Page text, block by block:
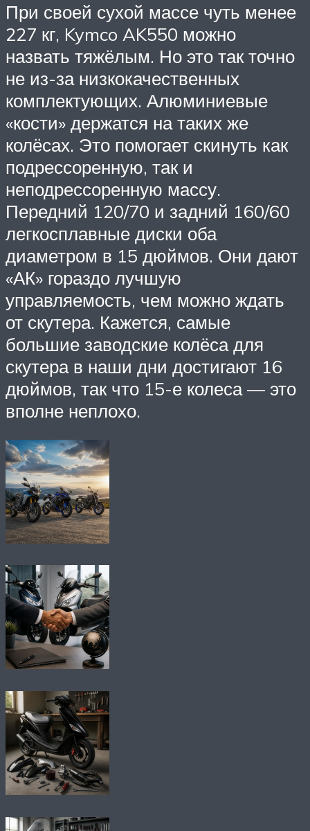
При своей сухой массе чуть менее
227 кг, Kymco AK550 можно
назвать тяжёлым. Но это так точно
не из-за низкокачественных
комплектующих. Алюминиевые
«кости» держатся на таких же
колёсах. Это помогает скинуть как
подрессоренную, так и
неподрессоренную массу.
Передний 120/70 и задний 160/60
легкосплавные диски оба
диаметром в 15 дюймов. Они дают
«АК» гораздо лучшую
управляемость, чем можно ждать
от скутера. Кажется, самые
большие заводские колёса для
скутера в наши дни достигают 16
дюймов, так что 15-е колеса — это
вполне неплохо.